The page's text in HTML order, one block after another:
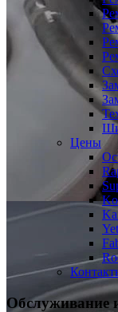
Цены
Обслуживание